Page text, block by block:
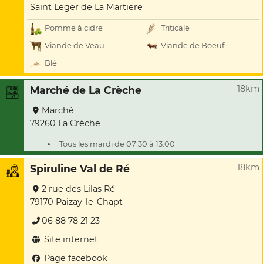
Saint Leger de La Martiere
Pomme à cidre
Triticale
Viande de Veau
Viande de Boeuf
Blé
Marché de La Crèche 18km
Marché
79260 La Crèche
Tous les mardi de 07:30 à 13:00
Spiruline Val de Ré 18km
2 rue des Lilas Ré
79170 Paizay-le-Chapt
06 88 78 21 23
Site internet
Page facebook